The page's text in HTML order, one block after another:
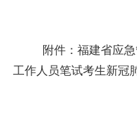
附件：福建省应
工作人员笔试考生新冠